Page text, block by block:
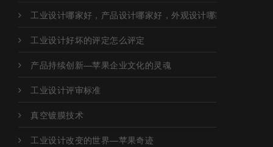
工业设计哪家好，产品设计哪家好，外观设计哪家好，工业设
工业设计好坏的评定怎么评定
产品持续创新—苹果企业文化的灵魂
工业设计评审标准
真空镀膜技术
工业设计改变的世界—苹果奇迹